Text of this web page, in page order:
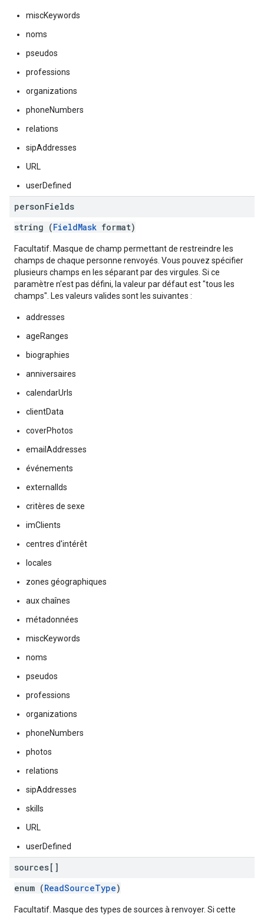
miscKeywords
noms
pseudos
professions
organizations
phoneNumbers
relations
sipAddresses
URL
userDefined
personFields
string (FieldMask format)
Facultatif. Masque de champ permettant de restreindre les
champs de chaque personne renvoyés. Vous pouvez spécifier
plusieurs champs en les séparant par des virgules. Si ce
paramètre n'est pas défini, la valeur par défaut est "tous les
champs". Les valeurs valides sont les suivantes :
addresses
ageRanges
biographies
anniversaires
calendarUrls
clientData
coverPhotos
emailAddresses
événements
externalIds
critères de sexe
imClients
centres d'intérêt
locales
zones géographiques
aux chaînes
métadonnées
miscKeywords
noms
pseudos
professions
organizations
phoneNumbers
photos
relations
sipAddresses
skills
URL
userDefined
sources[]
enum (ReadSourceType)
Facultatif. Masque des types de sources à renvoyer. Si cette